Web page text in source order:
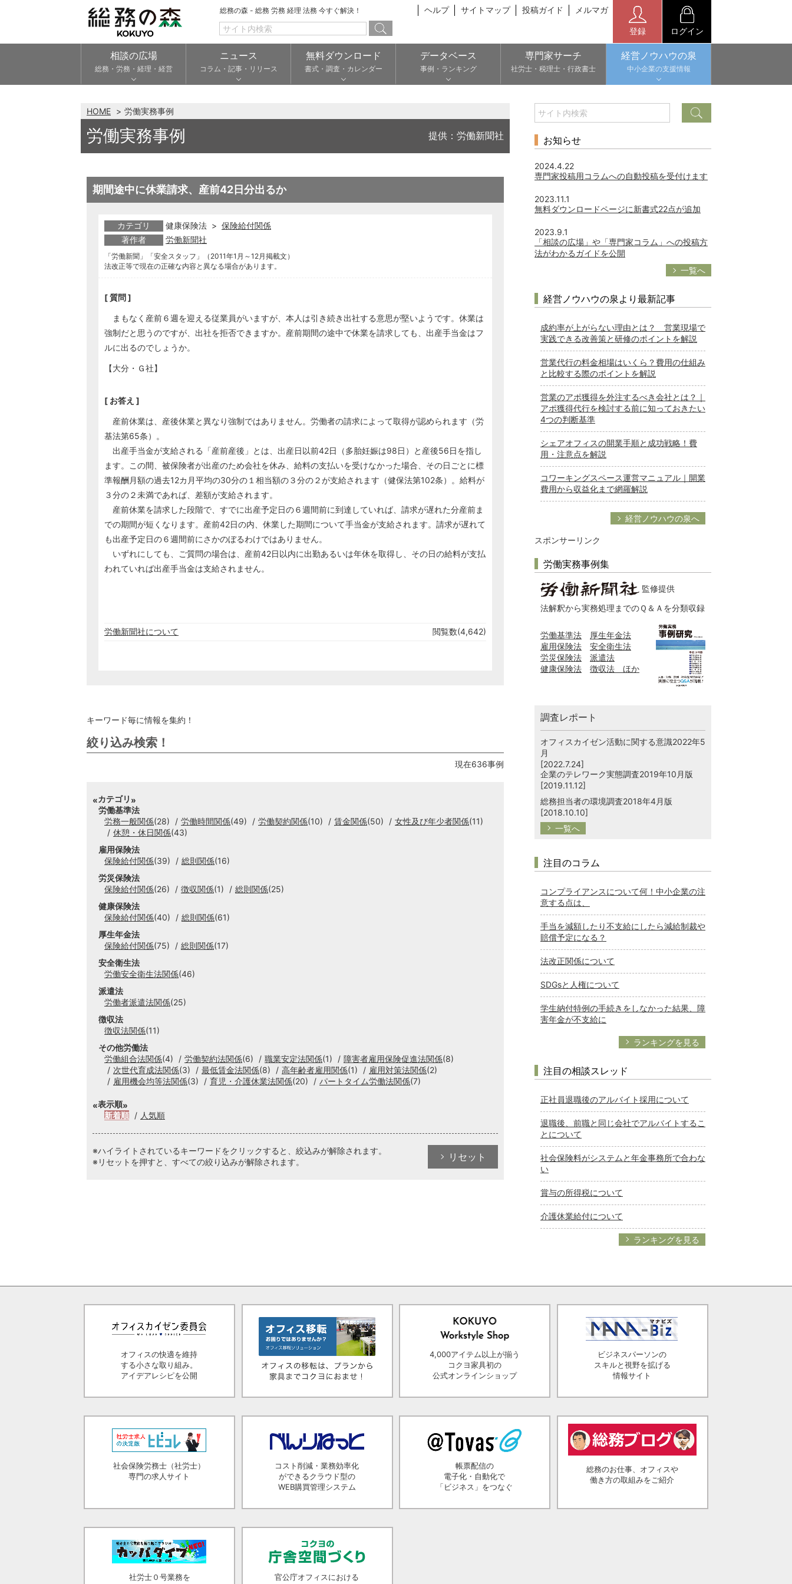
総務の森 - 総務 労務 経理 法務 今すぐ解決！ ヘルプ サイトマップ 投稿ガイド メルマガ
登録 ログイン
相談の広場
総務・労務・経理・経営
ニュース
コラム・記事・リリース
無料ダウンロード
書式・調査・カレンダー
データベース
事例・ランキング
専門家サーチ
社労士・税理士・行政書士
経営ノウハウの泉
中小企業の支援情報
HOME 労働実務事例
労働実務事例 提供：労働新聞社
期間途中に休業請求、産前42日分出るか
カテゴリ 健康保険法 > 保険給付関係
著作者
労働新聞社
「労働新聞」「安全スタッフ」（2011年1月～12月掲載文）
法改正等で現在の正確な内容と異なる場合があります。
[ 質問 ]
まもなく産前６週を迎える従業員がいますが、本人は引き続き出社する意思が堅いようです。休業は
強制だと思うのですが、出社を拒否できますか。産前期間の途中で休業を請求しても、出産手当金はフ
ルに出るのでしょうか。
【大分・Ｇ社】
[ お答え ]
産前休業は、産後休業と異なり強制ではありません。労働者の請求によって取得が認められます（労
基法第65条）。
出産手当金が支給される「産前産後」とは、出産日以前42日（多胎妊娠は98日）と産後56日を指し
ます。この間、被保険者が出産のため会社を休み、給料の支払いを受けなかった場合、その日ごとに標
準報酬月額の過去12カ月平均の30分の１相当額の３分の２が支給されます（健保法第102条）。給料が
３分の２未満であれば、差額が支給されます。
産前休業を請求した段階で、すでに出産予定日の６週間前に到達していれば、請求が遅れた分産前ま
での期間が短くなります。産前42日の内、休業した期間について手当金が支給されます。請求が遅れて
も出産予定日の６週間前にさかのぼるわけではありません。
いずれにしても、ご質問の場合は、産前42日以内に出勤あるいは年休を取得し、その日の給料が支払
われていれば出産手当金は支給されません。
労働新聞社について 閲覧数(4,642)
キーワード毎に情報を集約！
絞り込み検索！
現在636事例
カテゴリ
労働基準法
労務一般関係(28) 労働時間関係(49) 労働契約関係(10) 賃金関係(50) 女性及び年少者関係(11)
休憩・休日関係(43)
雇用保険法
保険給付関係(39) 総則関係(16)
労災保険法
保険給付関係(26) 徴収関係(1) 総則関係(25)
健康保険法
保険給付関係(40) 総則関係(61)
厚生年金法
保険給付関係(75) 総則関係(17)
安全衛生法
労働安全衛生法関係(46)
派遣法
労働者派遣法関係(25)
徴収法
徴収法関係(11)
その他労働法
労働組合法関係(4) 労働契約法関係(6) 職業安定法関係(1) 障害者雇用保険促進法関係(8)
次世代育成法関係(3) 最低賃金法関係(8) 高年齢者雇用関係(1) 雇用対策法関係(2)
雇用機会均等法関係(3) 育児・介護休業法関係(20) パートタイム労働法関係(7)
表示順
新着順
人気順
※ハイライトされているキーワードをクリックすると、絞込みが解除されます。
※リセットを押すと、すべての絞り込みが解除されます。
リセット
お知らせ
2024.4.22
専門家投稿用コラムへの自動投稿を受付けます
2023.11.1
無料ダウンロードページに新書式22点が追加
2023.9.1
「相談の広場」や「専門家コラム」への投稿方
法がわかるガイドを公開
一覧へ
経営ノウハウの泉より最新記事
成約率が上がらない理由とは？ 営業現場で
実践できる改善策と研修のポイントを解説
営業代行の料金相場はいくら？費用の仕組み
と比較する際のポイントを解説
営業のアポ獲得を外注するべき会社とは？｜
アポ獲得代行を検討する前に知っておきたい
4つの判断基準
シェアオフィスの開業手順と成功戦略！費
用・注意点を解説
コワーキングスペース運営マニュアル｜開業
費用から収益化まで網羅解説
経営ノウハウの泉へ
スポンサーリンク
労働実務事例集
監修提供
法解釈から実務処理までのＱ＆Ａを分類収録
労働基準法
厚生年金法
雇用保険法
安全衛生法
労災保険法
派遣法
健康保険法
徴収法 ほか
調査レポート
オフィスカイゼン活動に関する意識2022年5
月
[2022.7.24]
企業のテレワーク実態調査2019年10月版
[2019.11.12]
総務担当者の環境調査2018年4月版
[2018.10.10]
一覧へ
注目のコラム
コンプライアンスについて何！中小企業の注
意する点は、
手当を減額したり不支給にしたら減給制裁や
賠償予定になる？
法改正関係について
SDGsと人権について
学生納付特例の手続きをしなかった結果、障
害年金が不支給に
ランキングを見る
注目の相談スレッド
正社員退職後のアルバイト採用について
退職後、前職と同じ会社でアルバイトするこ
とについて
社会保険料がシステムと年金事務所で合わな
い
賞与の所得税について
介護休業給付について
ランキングを見る
オフィスの快適を維持
する小さな取り組み。
アイデアレシピを公開
4,000アイテム以上が揃う
コクヨ家具初の
公式オンラインショップ
ビジネスパーソンの
スキルと視野を拡げる
情報サイト
社会保険労務士（社労士）
専門の求人サイト
コスト削減・業務効率化
ができるクラウド型の
WEB購買管理システム
帳票配信の
電子化・自動化で
「ビジネス」をつなぐ
総務のお仕事、オフィスや
働き方の取組みをご紹介
社労士０号業務を
官公庁オフィスにおける